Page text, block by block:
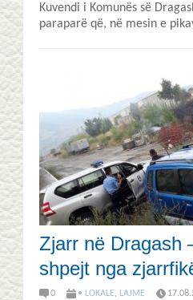
Kuvendi i Komunës së
paraparë që, në mesin e
Zjarr në Dragash
shpejt nga
0 • LOKALE, LAJME